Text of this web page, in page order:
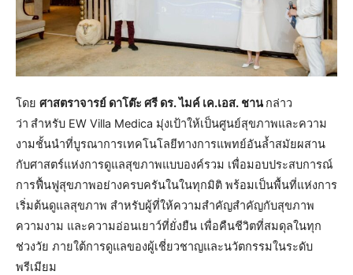
โดย ศาสตราจารย์ ดาโต๊ะ ศรี ดร. ไมค์ เค.เอส. ชาน กล่าว
ว่า สำหรับ EW Villa Medica มุ่งเป้าให้เป็นศูนย์สุขภาพและความ
งามชั้นนำที่บูรณาการเทคโนโลยีทางการแพทย์อันล้ำสมัยผสาน
กับศาสตร์แห่งการดูแลสุขภาพแบบองค์รวม เพื่อมอบประสบการณ์
การฟื้นฟูสุขภาพอย่างครบครันในในทุกมิติ พร้อมเป็นพื้นที่แห่งการ
เริ่มต้นดูแลสุขภาพ สำหรับผู้ที่ให้ความสำคัญสำคัญกับสุขภาพ
ความงาม และความอ่อนเยาว์ที่ยั่งยืน เพื่อคืนชีวิตที่สมดุลในทุก
ช่วงวัย ภายใต้การดูแลของผู้เชี่ยวชาญและนวัตกรรมในระดับ
พรีเมียม